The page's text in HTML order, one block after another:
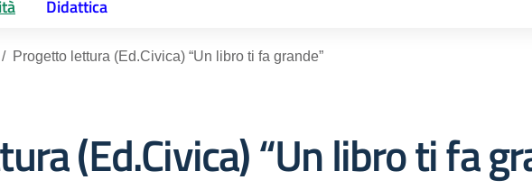
Didattica
Progetto lettura (Ed.Civica) “Un libro ti fa grande”
(Ed.Civica) “Un libro ti fa